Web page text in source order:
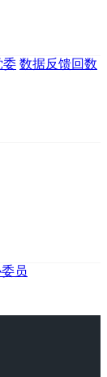
委 数据反馈回数
员